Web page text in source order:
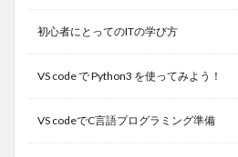
初心者にとってのITの学び方
VS code で Python3 を使ってみよう！
VS codeでC言語プログラミング準備